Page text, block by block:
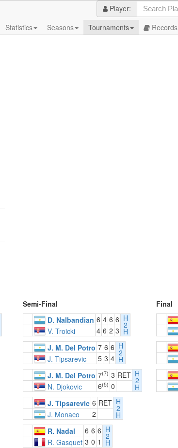
Player:
Statistics Seasons Tournaments Records
Semi-Final
Final
D. Nalbandian 6 4 6 6 H
2
H
V. Troicki 4 6 2 3
J. M. Del Potro 7 6 6 H
2
H
J. Tipsarevic 5 3 4
J. M. Del Potro 7(7) 3 RET H
2
H
N. Djokovic 6(5) 0
J. Tipsarevic 6 RET H
2
H
J. Monaco
2
R. Nadal 6 6 6 H
2
H
R. Gasquet 3 0 1